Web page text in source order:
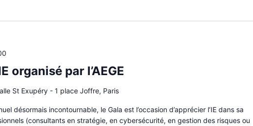
organisé par l’AEGE
St Exupéry - 1 place Joffre, Paris
désormais incontournable, le Gala est l’occasion d’apprécier l’IE dans sa
(consultants en stratégie, en cybersécurité, en gestion des risques ou